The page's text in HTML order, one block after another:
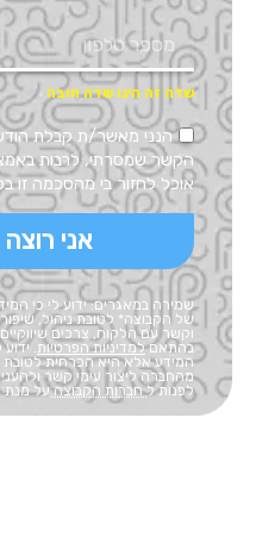
הנני מאשר/ת קבלת
הקשר שמסרתי, לרבות
אוכל לחזור בי מהסכמה זו
אני
שמירה במאגרים: ידוע לי כי
של הקבוצה* לטובת ניהול,
וקשר עם הלקוח, צרכים
בהתאםלמדיניות הפרטיות .
המידע אלא היא הכרחית לטובת
מהחברה ליצור עימי קשר
לפנות לחברות הקבוצהעל מנת